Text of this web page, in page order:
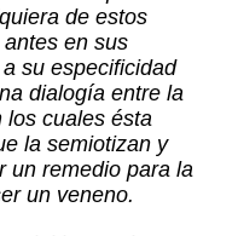
de estos
en sus
su especificidad
dialogía entre la
los cuales ésta
la semiotizan y
un remedio para la
un veneno.